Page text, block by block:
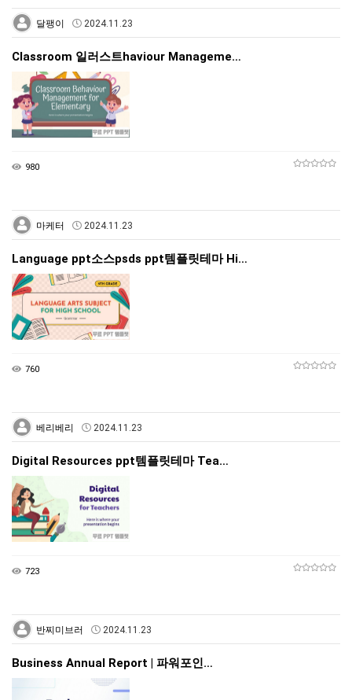
달팽이 2024.11.23
Classroom 일러스트haviour Manageme…
980
마케터 2024.11.23
Language ppt소스psds ppt템플릿테마 Hi…
760
베리베리 2024.11.23
Digital Resources ppt템플릿테마 Tea…
723
반찌미브러 2024.11.23
Business Annual Report | 파워포인…